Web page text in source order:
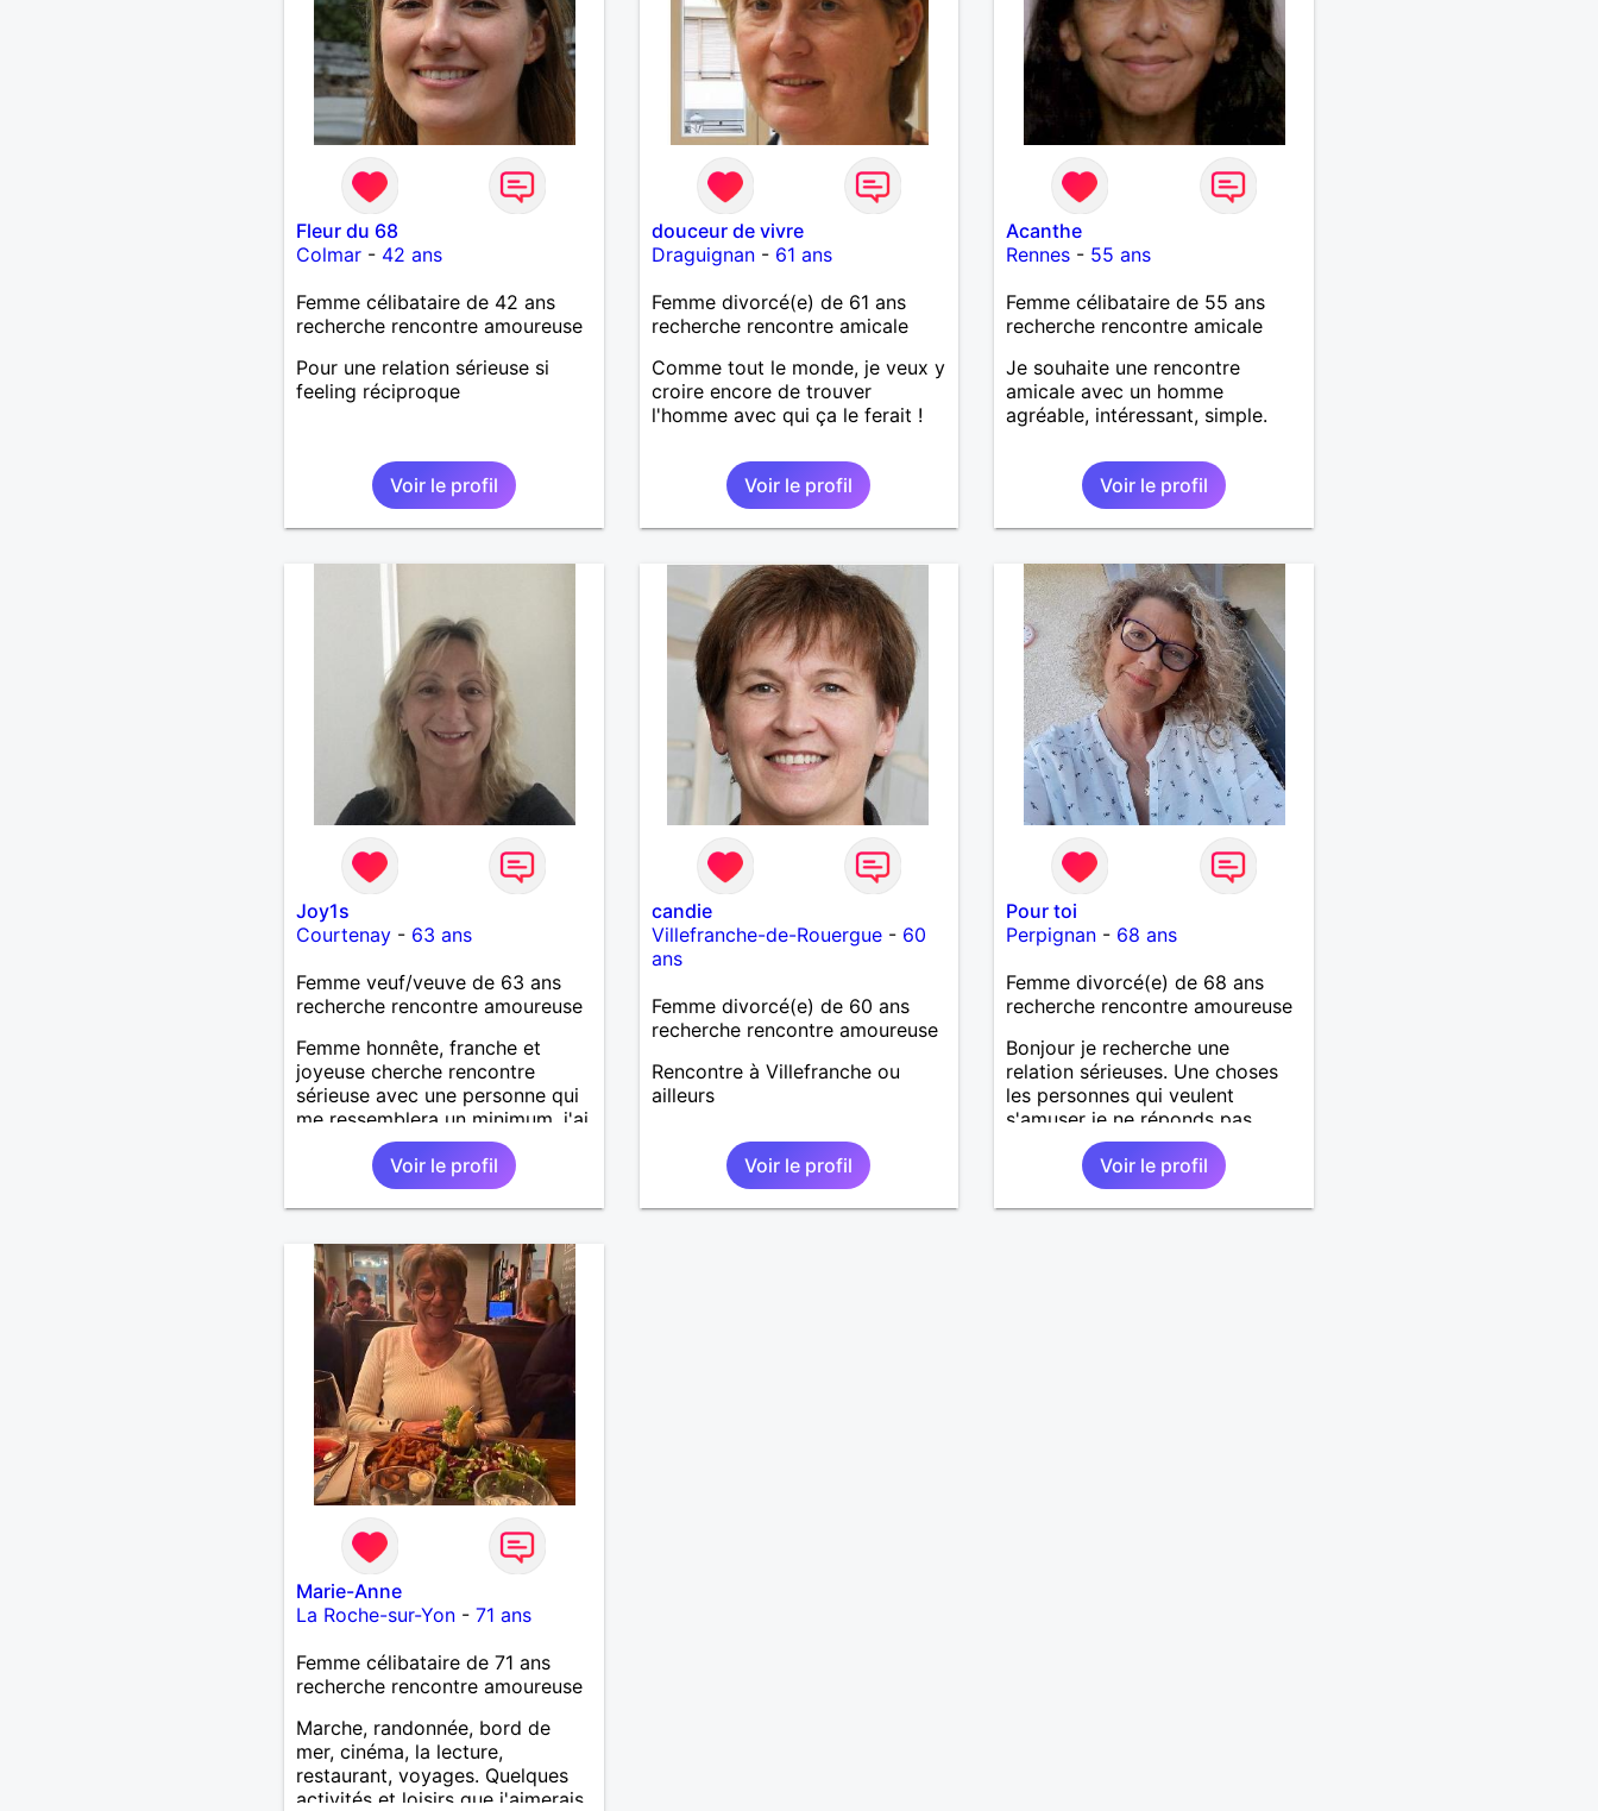
Fleur du 68
Colmar- 42 ans
Femme célibataire de 42 ans
recherche rencontre amoureuse
Pour une relation sérieuse si
feeling réciproque
Voir le profil
douceur de vivre
Draguignan- 61 ans
Femme divorcé(e) de 61 ans
recherche rencontre amicale
Comme tout le monde, je veux y
croire encore de trouver
l'homme avec qui ça le ferait !
Voir le profil
Acanthe
Rennes - 55 ans
Femme célibataire de 55 ans
recherche rencontre amicale
Je souhaite une rencontre
amicale avec un homme
agréable, intéressant, simple.
Voir le profil
Joy1s
Courtenay- 63 ans
Femme veuf/veuve de 63 ans
recherche rencontre amoureuse
Femme honnête, franche et
joyeuse cherche rencontre
sérieuse avec une personne qui
me ressemblera un minimum. j'ai
des défauts comme tout le
monde et souhaite une vie
sereine dans une relation sur du
long terme.
Voir le profil
candie
Villefranche-de-Rouergue- 60
ans
Femme divorcé(e) de 60 ans
recherche rencontre amoureuse
Rencontre à Villefranche ou
ailleurs
Voir le profil
Pour toi
Perpignan - 68 ans
Femme divorcé(e) de 68 ans
recherche rencontre amoureuse
Bonjour je recherche une
relation sérieuses. Une choses
les personnes qui veulent
s'amuser je ne réponds pas....
Voir le profil
Marie-Anne
La Roche-sur-Yon- 71 ans
Femme célibataire de 71 ans
recherche rencontre amoureuse
Marche, randonnée, bord de
mer, cinéma, la lecture,
restaurant, voyages. Quelques
activités et loisirs que j'aimerais